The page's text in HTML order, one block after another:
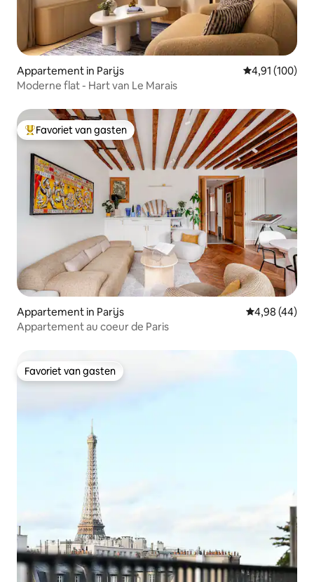
Appartement in Parijs Gemiddelde
4,91 (100)
Moderne flat - Hart van Le Marais
Topfavoriet van gasten
Favoriet van gasten
Appartement in Parijs Gemiddelde
4,98 (44)
Appartement au coeur de Paris
Favoriet van gasten
Favoriet van gasten